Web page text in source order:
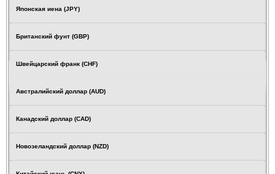
Японская иена (JPY)
Британский фунт (GBP)
Швейцарский франк (CHF)
Австралийский доллар (AUD)
Канадский доллар (CAD)
Новозеландский доллар (NZD)